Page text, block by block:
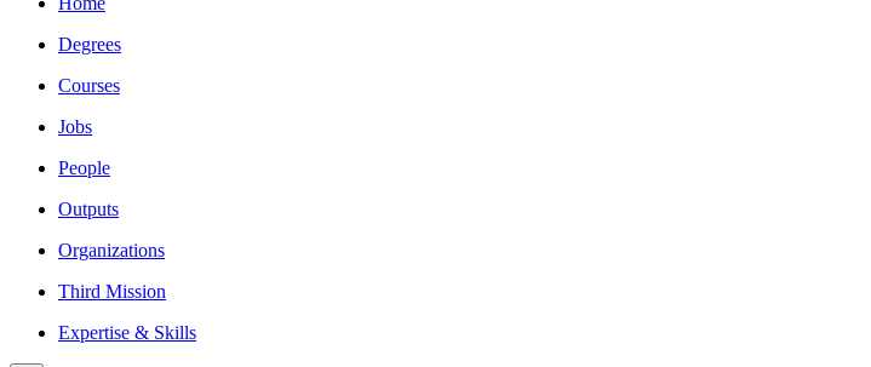
Degrees
Courses
Jobs
People
Outputs
Organizations
Third Mission
Expertise & Skills